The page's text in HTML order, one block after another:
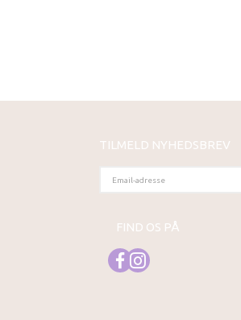
TILMELD NYHEDSBREV
ADRESSE
FIND OS PÅ